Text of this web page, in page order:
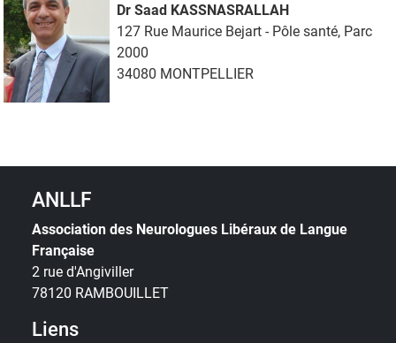
Dr Saad KASSNASRALLAH
127 Rue Maurice Bejart - Pôle santé, Parc
2000
34080 MONTPELLIER
ANLLF
Association des Neurologues Libéraux de Langue
Française
2 rue d'Angiviller
78120 RAMBOUILLET
Liens